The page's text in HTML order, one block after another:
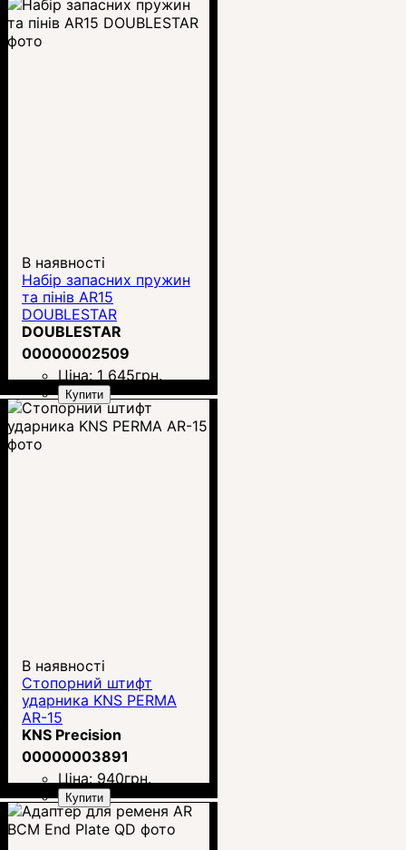
В наявності
Набір запасних пружин
та пінів AR15
DOUBLESTAR
DOUBLESTAR
00000002509
Ціна: 1 645грн.
Купити
В наявності
Стопорний штифт
ударника KNS PERMA
AR-15
KNS Precision
00000003891
Ціна: 940грн.
Купити